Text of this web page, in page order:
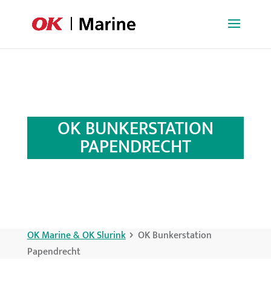
OK BUNKERSTATION
PAPENDRECHT
OK Marine & OK Slurink
OK Bunkerstation
Papendrecht